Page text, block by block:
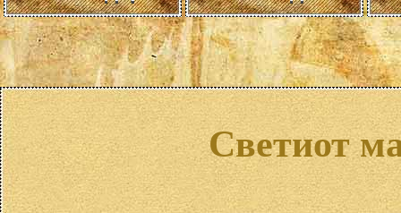
Светиот